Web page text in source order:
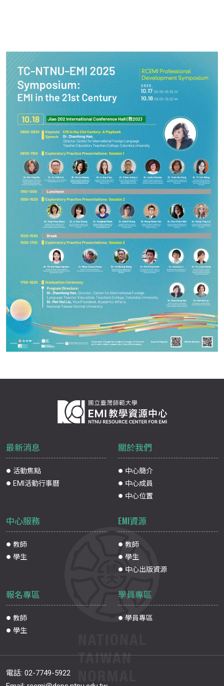
最新消息
活動焦點
EMI活動行事曆
關於我們
中心簡介
中心成員
中心位置
中心服務
教師
學生
EMI資源
教師
學生
中心出版資源
報名專區
教師
學生
學員專區
學員專區
電話: 02-7749-5922